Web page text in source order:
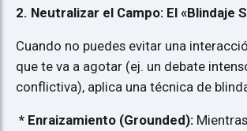
2. Neutralizar el Campo: El «Blindaje
Cuando no puedes evitar una
que te va a agotar (ej. un debate
conflictiva), aplica una técnica de
* Enraizamiento (Grounded):